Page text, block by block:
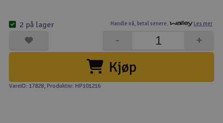
Helikopter
Kamerautstyr
Modellbygging, LEGO & byggesett
Modelljernbane
Handle nå, betal senere. Les mer
Kjøp
+
-
2 på lager
VareID: 17828, Produktnr: HP101216